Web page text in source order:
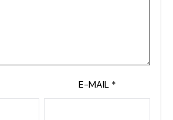
E-MAIL *